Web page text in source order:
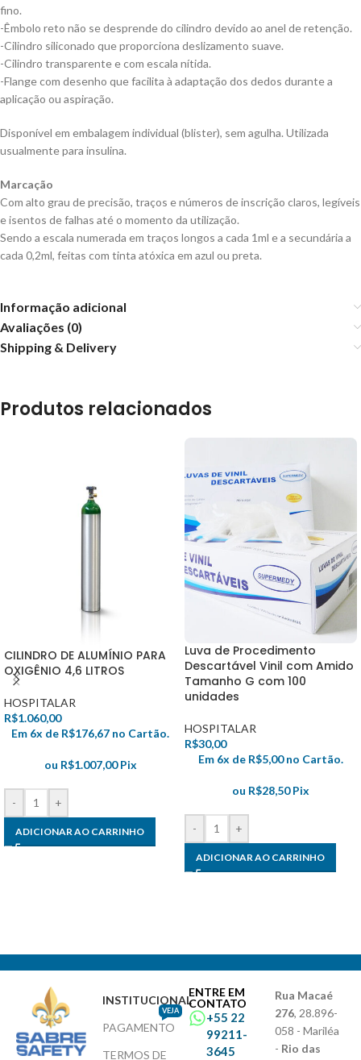
fino.
-Êmbolo reto não se desprende do cilindro devido ao anel de retenção.
-Cilindro siliconado que proporciona deslizamento suave.
-Cilindro transparente e com escala nítida.
-Flange com desenho que facilita à adaptação dos dedos durante a
aplicação ou aspiração.
Disponível em embalagem individual (blister), sem agulha. Utilizada
usualmente para insulina.
Marcação
Com alto grau de precisão, traços e números de inscrição claros, legíveis
e isentos de falhas até o momento da utilização.
Sendo a escala numerada em traços longos a cada 1ml e a secundária a
cada 0,2ml, feitas com tinta atóxica em azul ou preta.
Informação adicional
Avaliações (0)
Shipping & Delivery
Produtos relacionados
CILINDRO DE ALUMÍNIO PARA
OXIGÊNIO 4,6 LITROS
HOSPITALAR
R$1.060,00
Em 6x de R$176,67 no Cartão.
ou R$1.007,00 Pix
- +
ADICIONAR AO CARRINHO
Luva de Procedimento
Descartável Vinil com Amido
Tamanho G com 100
unidades
HOSPITALAR
R$30,00
Em 6x de R$5,00 no Cartão.
ou R$28,50 Pix
- +
ADICIONAR AO CARRINHO
INSTITUCIONAL
PAGAMENTO
VEJA
TERMOS DE
ENTRE EM
CONTATO
+55 22
99211-
3645
Rua Macaé
276, 28.896-
058 - Mariléa
- Rio das